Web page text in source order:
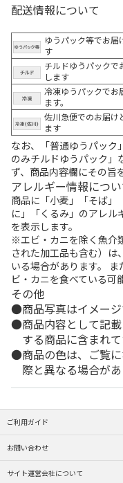
配送情報について
ゆうパック等でお届
す
チルドゆうパックで
します
冷凍ゆうパックでお
ます。
佐川急便でのお届け
ます
なお、「普通ゆうパック
のみチルドゆうパック」
ず、商品内容欄にその旨
アレルギー情報につ
商品に「小麦」「そば」
に」「くるみ」のアレル
を表示します。
※エビ・カニを除く魚介
された加工品も含む）は
いる場合があります。
ビ・カニを食べている可
その他
商品写真はイメージ
商品内容として記
する商品に含まれて
商品の色は、ご覧
際と異なる場合があ
ご利用ガイド
お問い合わせ
サイト運営会社について